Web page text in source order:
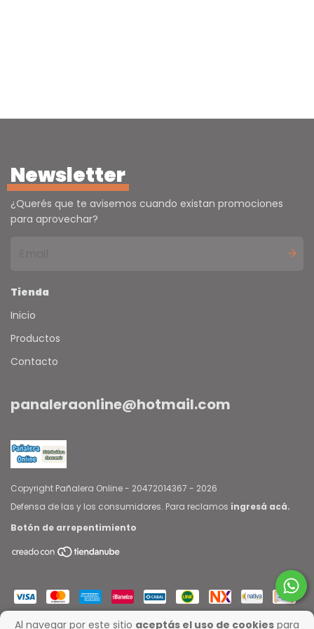
Al navegar por este sitio aceptás el uso de cookies para
Newsletter
¿Querés que te avisemos cuando existan promociones
para aprovechar?
Tienda
Inicio
Productos
Contacto
panaleraonline@hotmail.com
Copyright Pañalera Online - 20472014367 - 2026
Defensa de las y los consumidores. Para reclamos ingresá acá.
Botón de arrepentimiento